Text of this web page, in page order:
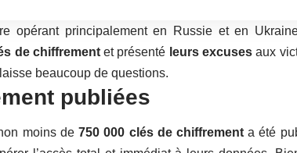
opérant principalement en Russie et en
de chiffrementet présenté leurs excuses aux
beaucoup de questions.
publiées
moins de750 000 clés de chiffrement a été